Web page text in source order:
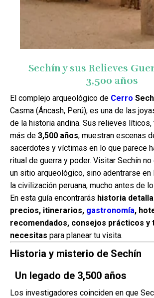
Sechín y sus Relieves
3,500 años
El complejo arqueológico de Cerro
Casma (Áncash, Perú), es una de las
de la historia andina. Sus relieves líticos,
más de 3,500 años, muestran escenas
sacerdotes y víctimas en lo que parece
ritual de guerra y poder. Visitar Sechín
un sitio arqueológico, sino adentrarse
la civilización peruana, mucho antes de
En esta guía encontrarás historia
precios, itinerarios, gastronomía,
recomendados, consejos prácticos y
necesitas para planear tu visita.
Historia y misterio de Sechín
Un legado de 3,500 años
Los investigadores coinciden en que